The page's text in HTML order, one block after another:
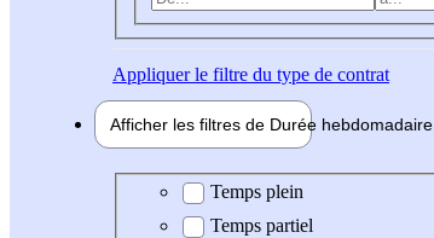
Appliquerle filtre du type de contrat
Afficher les filtres de Durée hebdomadaire
Durée hebdomadaire
Temps plein
Temps partiel